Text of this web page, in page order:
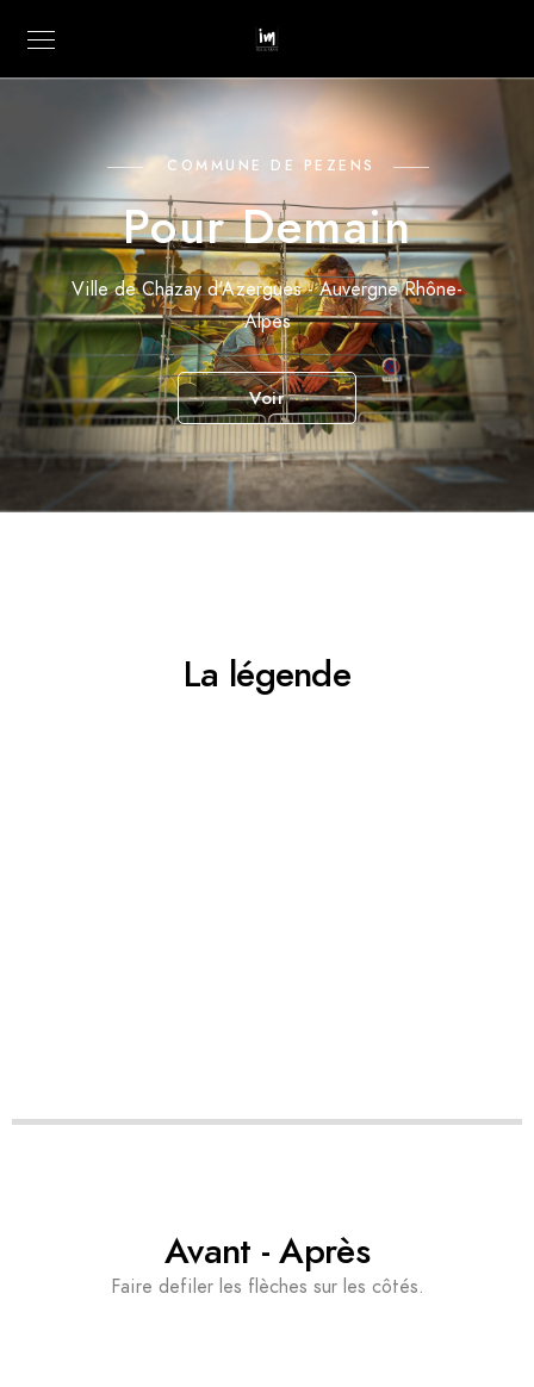
COMMUNE DE PEZENS
Pour Demain
Ville de Chazay d'Azergues - Auvergne Rhône-
Alpes
Voir
La légende
Avant - Après
Faire defiler les flèches sur les côtés.